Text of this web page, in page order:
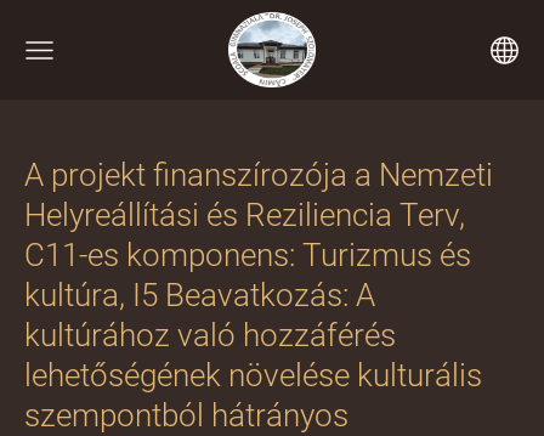
A projekt finanszírozója a Nemzeti
Helyreállítási és Reziliencia Terv,
C11-es komponens: Turizmus és
kultúra, I5 Beavatkozás: A
kultúrához való hozzáférés
lehetőségének növelése kulturális
szempontból hátrányos